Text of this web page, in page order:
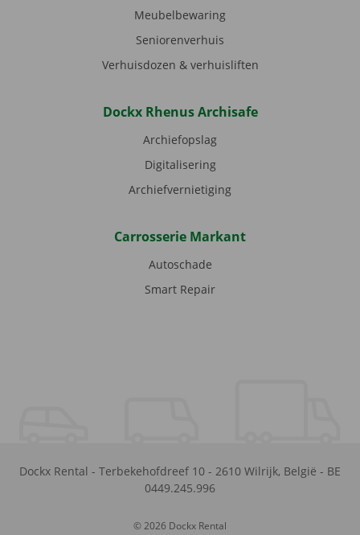
Meubelbewaring
Seniorenverhuis
Verhuisdozen & verhuisliften
Dockx Rhenus Archisafe
Archiefopslag
Digitalisering
Archiefvernietiging
Carrosserie Markant
Autoschade
Smart Repair
Dockx Rental - Terbekehofdreef 10 - 2610 Wilrijk, België - BE
0449.245.996
© 2026 Dockx Rental